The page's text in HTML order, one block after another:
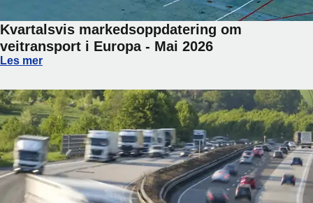
Kvartalsvis markedsoppdatering om
veitransport i Europa - Mai 2026
Kvartalsvis markedsoppdatering om veitransport i Europa -
Les mer